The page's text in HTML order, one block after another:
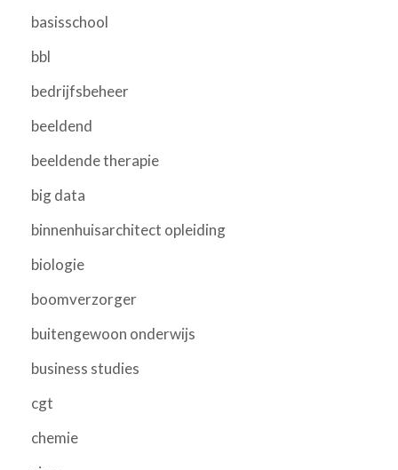
basisschool
bbl
bedrijfsbeheer
beeldend
beeldende therapie
big data
binnenhuisarchitect opleiding
biologie
boomverzorger
buitengewoon onderwijs
business studies
cgt
chemie